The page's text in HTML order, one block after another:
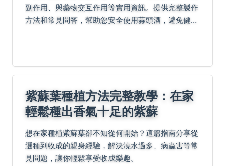
副作用、與藥物交互作用等實用資訊。提供完整製作
方法和常見問答，幫助您安全使用蒜頭酒，避免健康
紫蘇葉種植方法完整教學：在家
輕鬆種出香氣十足的紫蘇
想在家種植紫蘇葉卻不知從何開始？這篇指南分享從
選種到收成的親身經驗，解決澆水過多、病蟲害等常
見問題，讓你輕鬆享受收成樂趣。